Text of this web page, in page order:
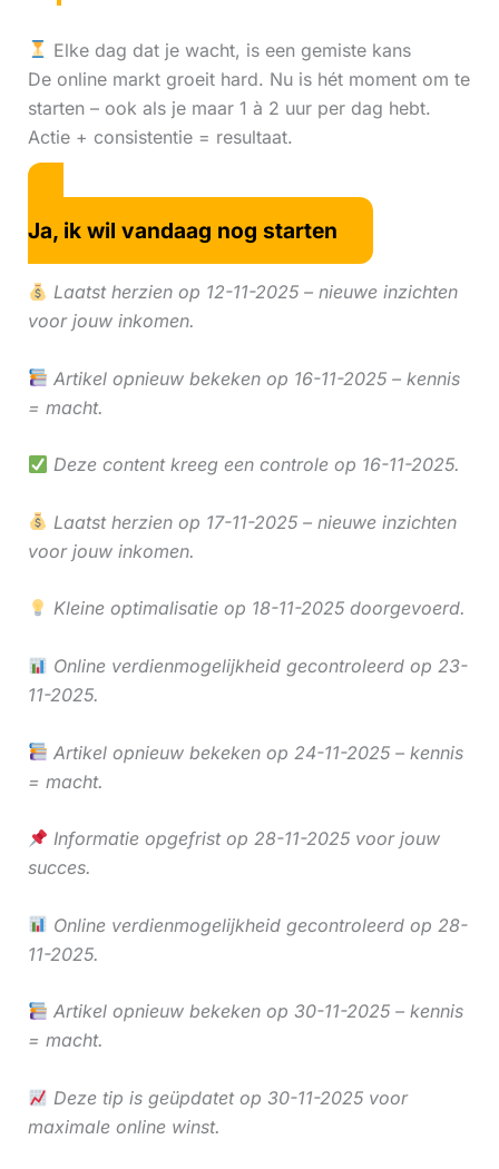
Elke dag dat je wacht, is een gemiste kans
De online markt groeit hard. Nu is hét moment om te
starten – ook als je maar 1 à 2 uur per dag hebt.
Actie + consistentie = resultaat.
Ja, ik wil vandaag nog starten
Laatst herzien op 12-11-2025 – nieuwe inzichten
voor jouw inkomen.
Artikel opnieuw bekeken op 16-11-2025 – kennis
= macht.
Deze content kreeg een controle op 16-11-2025.
Laatst herzien op 17-11-2025 – nieuwe inzichten
voor jouw inkomen.
Kleine optimalisatie op 18-11-2025 doorgevoerd.
Online verdienmogelijkheid gecontroleerd op 23-
11-2025.
Artikel opnieuw bekeken op 24-11-2025 – kennis
= macht.
Informatie opgefrist op 28-11-2025 voor jouw
succes.
Online verdienmogelijkheid gecontroleerd op 28-
11-2025.
Artikel opnieuw bekeken op 30-11-2025 – kennis
= macht.
Deze tip is geüpdatet op 30-11-2025 voor
maximale online winst.